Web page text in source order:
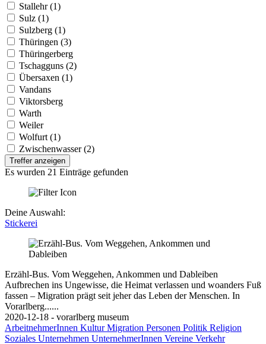
Stallehr (1)
Sulz (1)
Sulzberg (1)
Thüringen (3)
Thüringerberg
Tschagguns (2)
Übersaxen (1)
Vandans
Viktorsberg
Warth
Weiler
Wolfurt (1)
Zwischenwasser (2)
Treffer anzeigen
Es wurden 21 Einträge gefunden
Deine Auswahl:
Stickerei
Erzähl-Bus. Vom Weggehen, Ankommen und Dableiben
Aufbrechen ins Ungewisse, die Heimat verlassen und woanders Fuß
fassen – Migration prägt seit jeher das Leben der Menschen. In
Vorarlberg......
2020-12-18 - vorarlberg museum
ArbeitnehmerInnen KulturMigration Personen Politik Religion
Soziales Unternehmen UnternehmerInnen Vereine Verkehr